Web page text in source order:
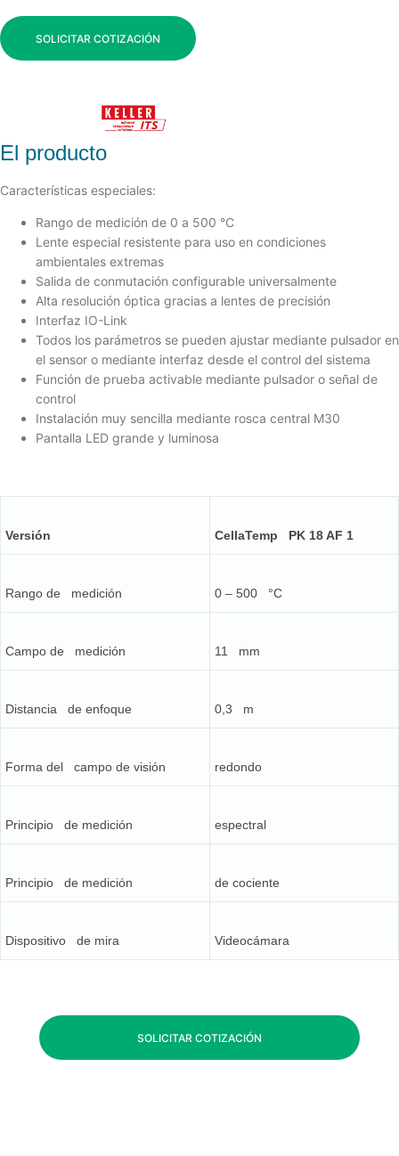
SOLICITAR COTIZACIÓN
El producto
Características especiales:
Rango de medición de 0 a 500 °C
Lente especial resistente para uso en condiciones
ambientales extremas
Salida de conmutación configurable universalmente
Alta resolución óptica gracias a lentes de precisión
Interfaz IO-Link
Todos los parámetros se pueden ajustar mediante pulsador en
el sensor o mediante interfaz desde el control del sistema
Función de prueba activable mediante pulsador o señal de
control
Instalación muy sencilla mediante rosca central M30
Pantalla LED grande y luminosa
Versión CellaTemp PK 18 AF 1
Rango de medición 0 – 500 °C
Campo de medición 11 mm
Distancia de enfoque 0,3 m
Forma del campo de visión redondo
Principio de medición espectral
Principio de medición de cociente
Dispositivo de mira Videocámara
SOLICITAR COTIZACIÓN